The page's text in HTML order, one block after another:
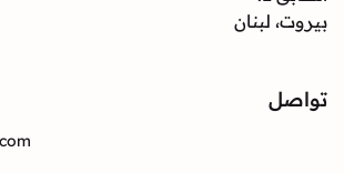
بيروت، لبنان
تواصل